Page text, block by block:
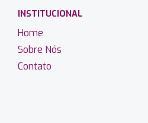
INSTITUCIONAL
Home
Sobre Nós
Contato